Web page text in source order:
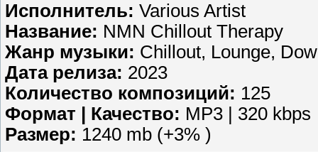
Исполнитель: Various Artist
Название: NMN Chillout Therapy
Жанр музыки: Chillout, Lounge,
Дата релиза: 2023
Количество композиций: 125
Формат | Качество: MP3 | 320 kbps
Размер: 1240 mb (+3% )